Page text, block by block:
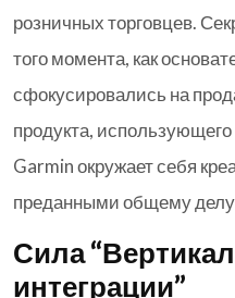
розничных торговцев.
того момента, как
сфокусировались на
продукта,
Garmin окружает себя
преданными общему делу
Сила
интеграции”